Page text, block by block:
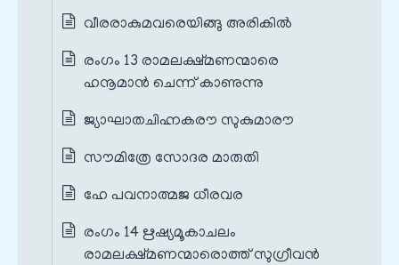
വീരരാകുമവരെയിങ്ങു അരികിൽ
രംഗം 13 രാമലക്ഷ്മണന്മാരെ
ഹനൂമാൻ ചെന്ന് കാണുന്നു
ജ്യാഘാതചിഹ്നകരൗ സുകുമാരൗ
സൗമിത്രേ സോദര മാരുതി
ഹേ പവനാത്മജ ധീരവര
രംഗം 14 ഋഷ്യമൂകാചലം
രാമലക്ഷ്മണന്മാരൊത്ത് സുഗ്രീവൻ